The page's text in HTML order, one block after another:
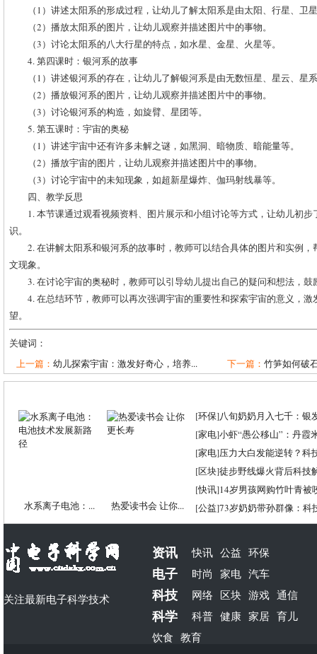
（1）讲述太阳系的形成过程，让幼儿了解太阳系是由太阳、行星、卫
（2）播放太阳系的图片，让幼儿观察并描述图片中的事物。
（3）讨论太阳系的八大行星的特点，如水星、金星、火星等。
4. 第四课时：银河系的故事
（1）讲述银河系的存在，让幼儿了解银河系是由无数恒星、星云、星
（2）播放银河系的图片，让幼儿观察并描述图片中的事物。
（3）讨论银河系的构造，如旋臂、星团等。
5. 第五课时：宇宙的奥秘
（1）讲述宇宙中还有许多未解之谜，如黑洞、暗物质、暗能量等。
（2）播放宇宙的图片，让幼儿观察并描述图片中的事物。
（3）讨论宇宙中的未知现象，如超新星爆炸、伽玛射线暴等。
四、教学反思
1. 本节课通过观看视频资料、图片展示和小组讨论等方式，让幼儿初
识。
2. 在讲解太阳系和银河系的故事时，教师可以结合具体的图片和实例
文现象。
3. 在讨论宇宙的奥秘时，教师可以引导幼儿提出自己的疑问和想法，
4. 在总结环节，教师可以再次强调宇宙的重要性和探索宇宙的意义，
望。
关键词：
上一篇： 幼儿探索宇宙：激发好奇心，培养... 下一篇： 竹笋如何破
水系离子电池：... 热爱读书会 让你...
[环保]八旬奶奶月入七千：银
[家电]小虾“愚公移山”：丹霞
[家电]压力大白发能逆转？科
[区块]徒步野线爆火背后科技
[快讯]14岁男孩网购竹叶青被
[公益]73岁奶奶带孙群像：科
关注最新电子科学技术
资讯 快讯 公益 环保
电子 时尚 家电 汽车
科技 网络 区块 游戏 通信
科学 科普 健康 家居 育儿
饮食 教育